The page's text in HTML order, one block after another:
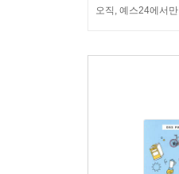
오직, 예스24에서만